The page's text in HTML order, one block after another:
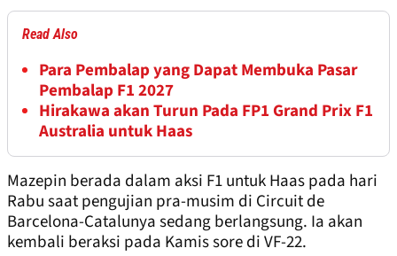
Read Also
Para Pembalap yang Dapat Membuka Pasar
Pembalap F1 2027
Hirakawa akan Turun Pada FP1 Grand Prix F1
Australia untuk Haas
Mazepin berada dalam aksi F1 untuk Haas pada hari
Rabu saat pengujian pra-musim di Circuit de
Barcelona-Catalunya sedang berlangsung. Ia akan
kembali beraksi pada Kamis sore di VF-22.